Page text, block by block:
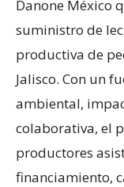
Danone México
suministro de
productiva de
Jalisco. Con un
ambiental,
colaborativa, el
productores
financiamiento,